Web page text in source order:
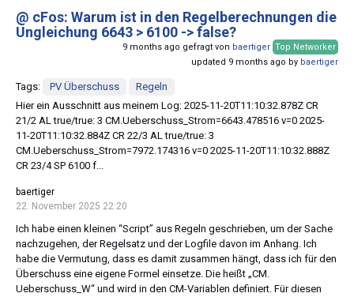
@ cFos: Warum ist in den Regelberechnungen die
Ungleichung 6643 > 6100 -> false?
9 months ago gefragt von baertiger Top Networker
updated 9 months ago by baertiger
Tags: PV Überschuss
Regeln
Hier ein Ausschnitt aus meinem Log: 2025-11-20T11:10:32.878Z CR
21/2 AL true/true: 3 CM.Ueberschuss_Strom=6643.478516 v=0 2025-
11-20T11:10:32.884Z CR 22/3 AL true/true: 3
CM.Ueberschuss_Strom=7972.174316 v=0 2025-11-20T11:10:32.888Z
CR 23/4 SP 6100 f...
baertiger
22. November 2025 22:20
Ich habe einen kleinen “Script” aus Regeln geschrieben, um der Sache
nachzugehen, der Regelsatz und der Logfile davon im Anhang. Ich
habe die Vermutung, dass es damit zusammen hängt, dass ich für den
Überschuss eine eigene Formel einsetze. Die heißt „CM.
Ueberschuss_W“ und wird in den CM-Variablen definiert. Für diesen